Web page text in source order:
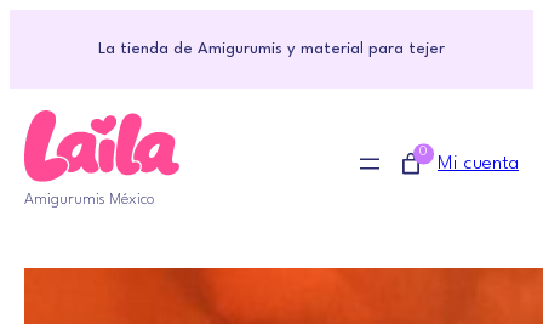
La tienda de Amigurumis y material para tejer
Amigurumis México
0
Mi cuenta